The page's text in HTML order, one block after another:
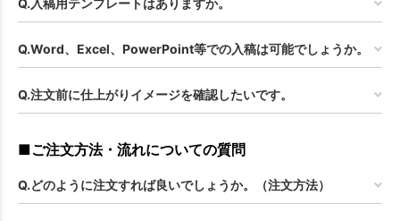
Q.Word、Excel、PowerPoint等での入稿は可能でしょうか。
Q.注文前に仕上がりイメージを確認したいです。
■ご注文方法・流れについての質問
Q.どのように注文すれば良いでしょうか。（注文方法）